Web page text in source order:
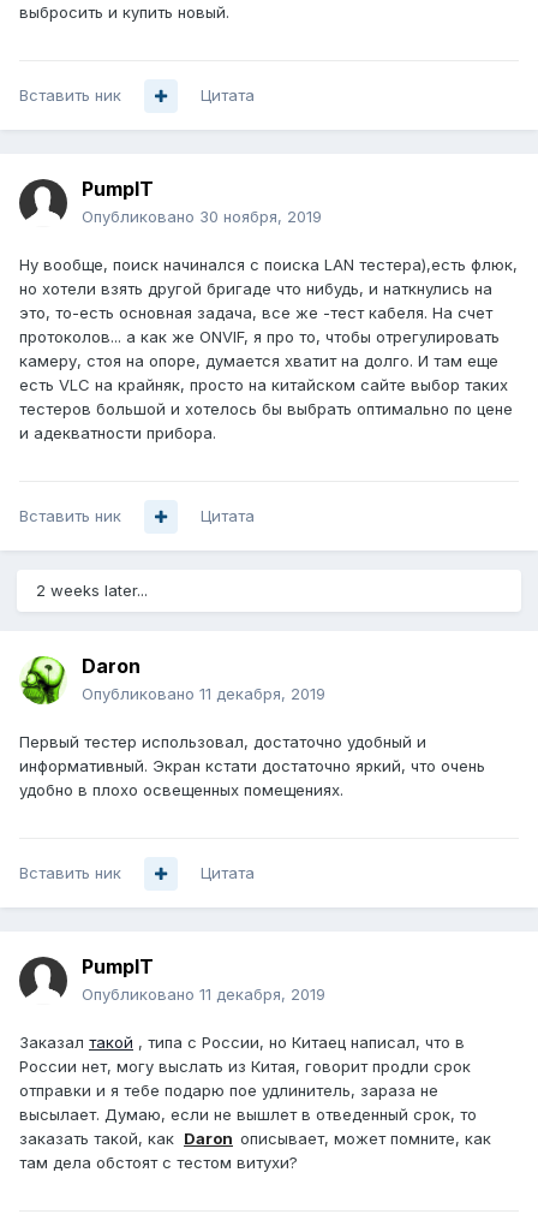
выбросить и купить новый.
Вставить ник Цитата
PumpIT
Опубликовано 30 ноября, 2019
Ну вообще, поиск начинался с поиска LAN тестера),есть флюк,
но хотели взять другой бригаде что нибудь, и наткнулись на
это, то-есть основная задача, все же -тест кабеля. На счет
протоколов... а как же ONVIF, я про то, чтобы отрегулировать
камеру, стоя на опоре, думается хватит на долго. И там еще
есть VLC на крайняк, просто на китайском сайте выбор таких
тестеров большой и хотелось бы выбрать оптимально по цене
и адекватности прибора.
Вставить ник Цитата
2 weeks later...
Daron
Опубликовано 11 декабря, 2019
Первый тестер использовал, достаточно удобный и
информативный. Экран кстати достаточно яркий, что очень
удобно в плохо освещенных помещениях.
Вставить ник Цитата
PumpIT
Опубликовано 11 декабря, 2019
Заказал такой , типа с России, но Китаец написал, что в
России нет, могу выслать из Китая, говорит продли срок
отправки и я тебе подарю пое удлинитель, зараза не
высылает. Думаю, если не вышлет в отведенный срок, то
заказать такой, как Daron описывает, может помните, как
там дела обстоят с тестом витухи?